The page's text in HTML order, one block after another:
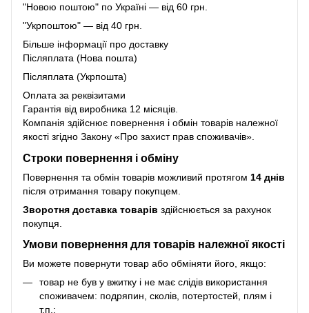
"Новою поштою" по Україні — від 60 грн.
"Укрпоштою" — від 40 грн.
Більше інформації про доставку
Післяплата (Нова пошта)
Післяплата (Укрпошта)
Оплата за реквізитами
Гарантія від виробника 12 місяців.
Компанія здійснює повернення і обмін товарів належної
якості згідно Закону «Про захист прав споживачів»
Строки повернення і обміну
Повернення та обмін товарів можливий протягом 14 днів
після отримання товару покупцем.
Зворотня доставка товарів здійснюється за рахунок
покупця.
Умови повернення для товарів належної якості
Ви можете повернути товар або обміняти його, якщо:
товар не був у вжитку і не має слідів використання
споживачем: подряпин, сколів, потертостей, плям і
т.п.;